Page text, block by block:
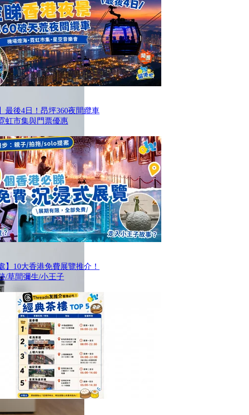
最後4日！昂坪360夜間纜車
虹市集與門票優惠
】10大香港免費展覽推介！
/草間彌生/小王子